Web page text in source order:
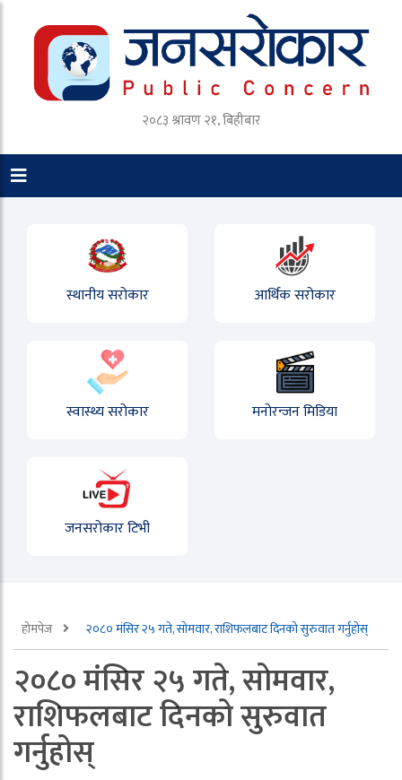
२०८३ श्रावण २१, बिहीबार
स्थानीय सरोकार आर्थिक सरोकार
स्वास्थ्य सरोकार मनोरन्जन मिडिया
जनसरोकार टिभी
होमपेज २०८० मंसिर २५ गते, साेमवार, राशिफलबाट दिनको सुरुवात गर्नुहोस्
२०८० मंसिर २५ गते, साेमवार,
राशिफलबाट दिनको सुरुवात
गर्नुहोस्